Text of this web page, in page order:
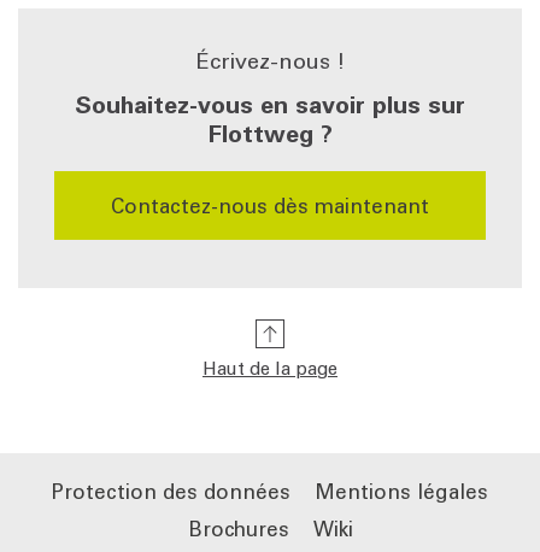
Écrivez-nous !
Souhaitez-vous en savoir plus sur
Flottweg ?
Contactez-nous dès maintenant
Haut de la page
Protection des données
Mentions légales
Brochures
Wiki